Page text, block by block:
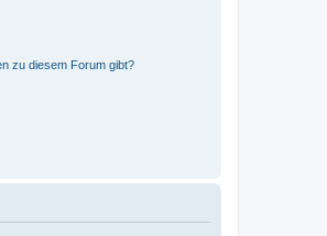
zu diesem Forum gibt?